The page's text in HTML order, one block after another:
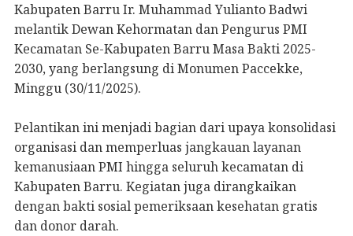
Kabupaten Barru Ir. Muhammad Yulianto Badwi
melantik Dewan Kehormatan dan Pengurus PMI
Kecamatan Se-Kabupaten Barru Masa Bakti 2025-
2030, yang berlangsung di Monumen Paccekke,
Minggu (30/11/2025).
Pelantikan ini menjadi bagian dari upaya konsolidasi
organisasi dan memperluas jangkauan layanan
kemanusiaan PMI hingga seluruh kecamatan di
Kabupaten Barru. Kegiatan juga dirangkaikan
dengan bakti sosial pemeriksaan kesehatan gratis
dan donor darah.